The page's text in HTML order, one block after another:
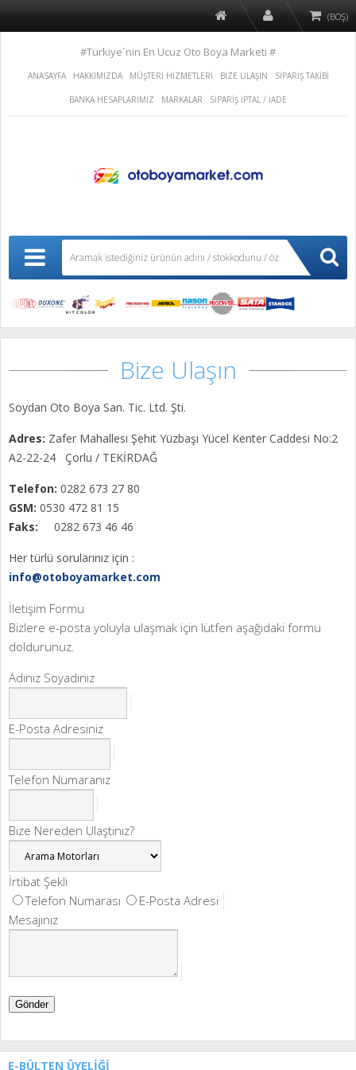
(BOŞ)
#Türkiye´nin En Ucuz Oto Boya Marketi #
ANASAYFA HAKKIMIZDA MÜŞTERİ HİZMETLERİ BİZE ULAŞIN SİPARİŞ TAKİBİ
BANKA HESAPLARIMIZ MARKALAR SİPARİŞ İPTAL / İADE
Bize Ulaşın
Soydan Oto Boya San. Tic. Ltd. Şti.
Adres: Zafer Mahallesi Şehit Yüzbaşı Yücel Kenter Caddesi No:2
A2-22-24 Çorlu / TEKİRDAĞ
Telefon: 0282 673 27 80
GSM: 0530 472 81 15
Faks: 0282 673 46 46
Her türlü sorularınız için :
info@otoboyamarket.com
İletişim Formu
Bizlere e-posta yoluyla ulaşmak için lütfen aşağıdaki formu
doldurunuz.
Adınız Soyadınız
E-Posta Adresiniz
Telefon Numaranız
Bize Nereden Ulaştınız?
İrtibat Şekli
Telefon Numarası
E-Posta Adresi
Mesajınız
Gönder
E-BÜLTEN ÜYELİĞİ